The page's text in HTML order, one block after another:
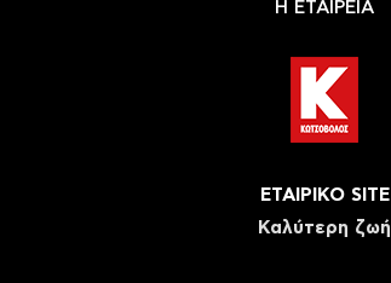
Η ΕΤΑΙΡΕΙΑ
ΕΤΑΙΡΙΚΟ SITE
Καλύτερη ζωή